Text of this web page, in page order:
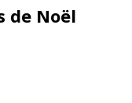
de Noël